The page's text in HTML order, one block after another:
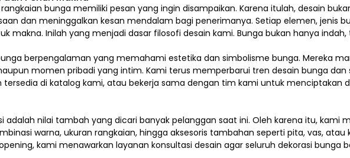
bunga memiliki pesan yang ingin disampaikan. Karena itulah, desain
dan meninggalkan kesan mendalam bagi penerimanya. Setiap elemen,jenis
makna. Inilah yang menjadi dasar filosofi desain kami. Bunga bukan hanya
berpengalaman yang memahami estetika dan simbolisme bunga. Mereka
momen pribadi yang intim. Kami terus memperbarui tren desain bunga
tersedia di katalog kami, atau bekerja sama dengan tim kami untuk menciptakan
adalah nilai tambah yang dicari banyak pelanggan saat ini. Oleh karena itu, kami
warna, ukuran rangkaian, hingga aksesoris tambahan seperti pita, vas, atau
kami menawarkan layanan konsultasi desain agar seluruh dekorasi bunga